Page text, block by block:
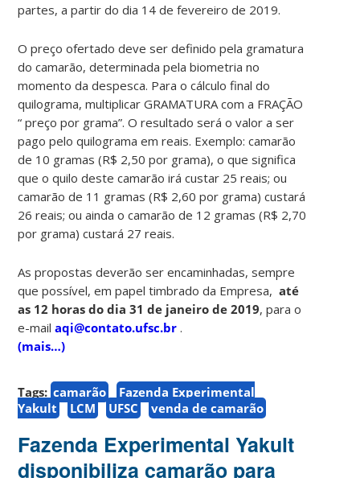
partes, a partir do dia 14 de fevereiro de 2019.
O preço ofertado deve ser definido pela gramatura
do camarão, determinada pela biometria no
momento da despesca. Para o cálculo final do
quilograma, multiplicar GRAMATURA com a FRAÇÃO
“ preço por grama”. O resultado será o valor a ser
pago pelo quilograma em reais. Exemplo: camarão
de 10 gramas (R$ 2,50 por grama), o que significa
que o quilo deste camarão irá custar 25 reais; ou
camarão de 11 gramas (R$ 2,60 por grama) custará
26 reais; ou ainda o camarão de 12 gramas (R$ 2,70
por grama) custará 27 reais.
As propostas deverão ser encaminhadas, sempre
que possível, em papel timbrado da Empresa,até
as 12 horas do dia 31 de janeiro de 2019, para o
e-mailaqi@contato.ufsc.br .
(mais…)
Tags: camarão
Fazenda Experimental
Yakult
LCM UFSC venda de camarão
Fazenda Experimental Yakult
disponibiliza camarão para